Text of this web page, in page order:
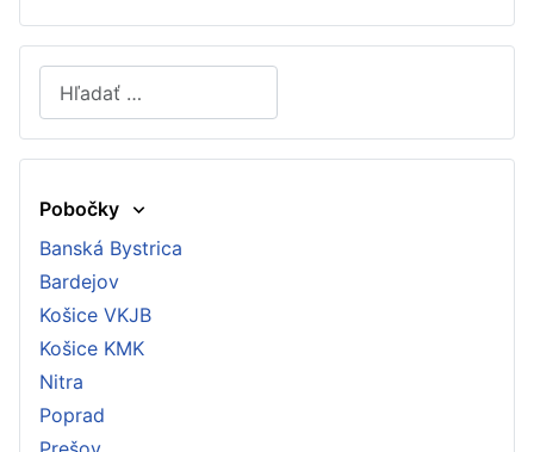
Hľadať
Type 2 or more characters for results.
Pobočky
Banská Bystrica
Bardejov
Košice VKJB
Košice KMK
Nitra
Poprad